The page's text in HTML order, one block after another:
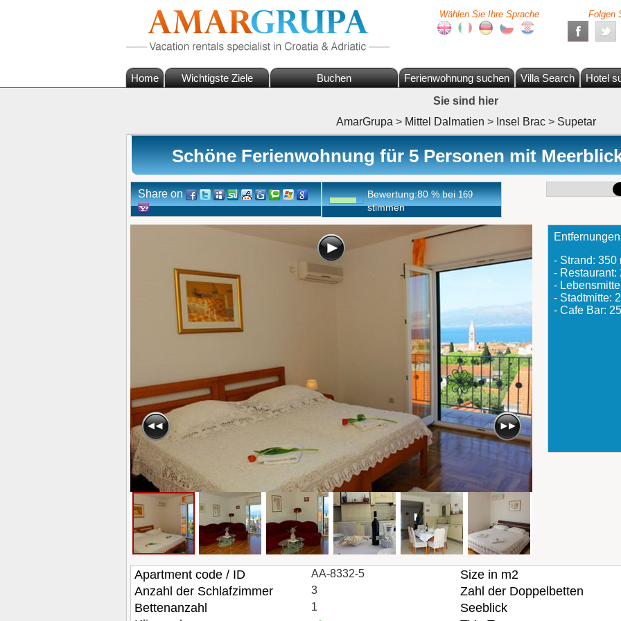
Wählen Sie Ihre Sprache Folgen
Home Wichtigste Ziele Buchen Ferienwohnung suchen Villa Search
Hotel
Sie sind hier
AmarGrupa > Mittel Dalmatien > Insel Brac > Supetar
Schöne Ferienwohnung für 5 Personen mit
Share on Bewertung:80%bei169
stimmen
- Strand: 350
- Restaurant:
-
- Stadtmitte:
- Cafe Bar:
Apartment code / ID AA-8332-5
Size in m2
Anzahl der Schlafzimmer
3
Zahl der Doppelbetten
Bettenanzahl
1
Seeblick